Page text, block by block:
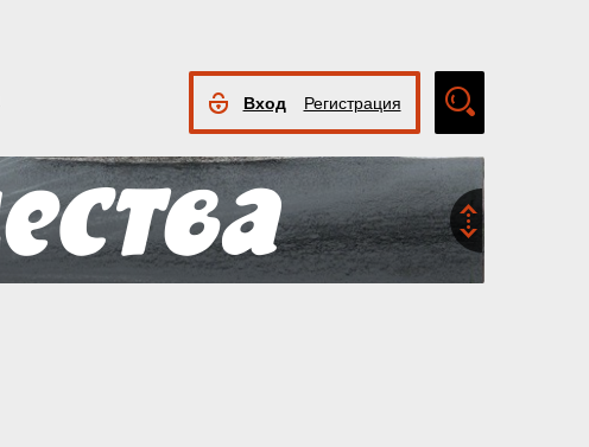
Вход Регистрация
поиск